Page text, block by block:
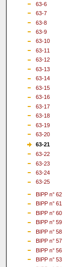
63-6
63-7
63-8
63-9
63-10
63-11
63-12
63-13
63-14
63-15
63-16
63-17
63-18
63-19
63-20
63-21
63-22
63-23
63-24
63-25
BIPP n° 62
BIPP n° 61
BIPP n° 60
BIPP n° 59
BIPP n° 58
BIPP n° 57
BIPP n° 56
BIPP n° 53